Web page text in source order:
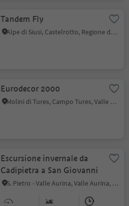
Tandem Fly
Alpe di Siusi, Castelrotto, Regione dolomitica Alpe di Siusi
Eurodecor 2000
Molini di Tures, Campo Tures, Valle Aurina
Escursione invernale da
Cadipietra a San Giovanni
S. Pietro - Valle Aurina, Valle Aurina, Valle Aurina